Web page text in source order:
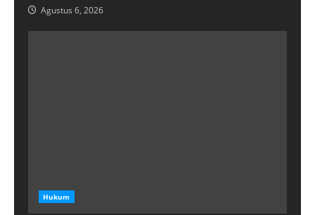
Agustus 6, 2026
Hukum